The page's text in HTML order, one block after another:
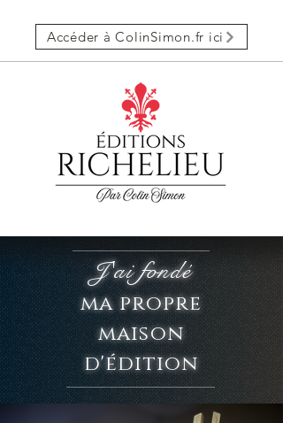
Accéder à ColinSimon.fr ici
J'ai fondé
ma propre
maison
d'édition